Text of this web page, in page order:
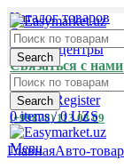
Каталог товаров
Оплата и доставка
Сервис-центры
Связаться с нами
(+99878) 113 08 09
Search
Login / Register
0items/ 0UZS
Menu
Search
ГлавнаяАвто-